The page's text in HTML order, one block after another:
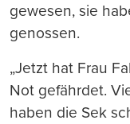
gewesen, sie
genossen.
„Jetzt hat Frau
Not gefährdet.
haben die Sek